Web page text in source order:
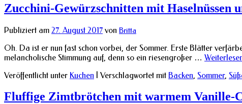
Zucchini-Gewürzschnitten mit Haselnüssen
Publiziert am 27. August 2017 von Britta
Oh. Da ist er nun fast schon vorbei, der Sommer. Erste Blätter
melancholische Stimmung auf, denn so ein riesengroßer …
Veröffentlicht unter Kuchen Verschlagwortet mit Backen, Sommer,
Fluffige Zimtbrötchen mit warmem Vanille-